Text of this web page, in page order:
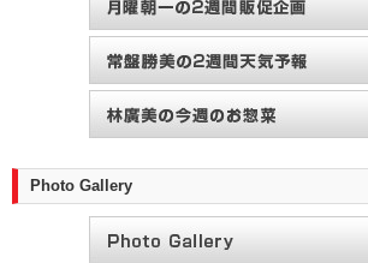
Photo Gallery